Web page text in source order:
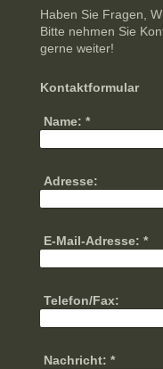
Haben Sie Fragen,
Bitte nehmen Sie
gerne weiter!
Kontaktformular
Name: *
Adresse:
E-Mail-Adresse: *
Telefon/Fax:
Nachricht: *